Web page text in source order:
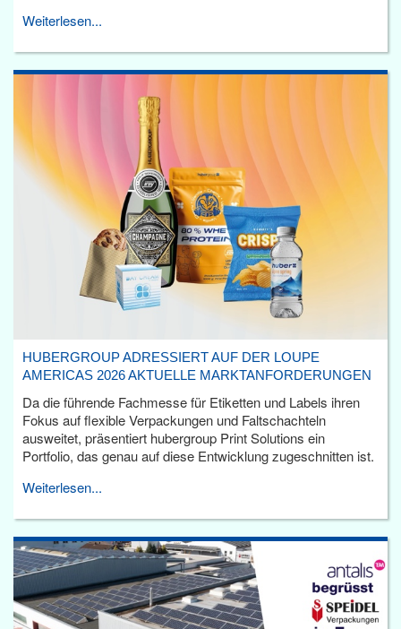
Weiterlesen...
HUBERGROUP ADRESSIERT AUF DER LOUPE
AMERICAS 2026 AKTUELLE MARKTANFORDERUNGEN
Da die führende Fachmesse für Etiketten und Labels ihren
Fokus auf flexible Verpackungen und Faltschachteln
ausweitet, präsentiert hubergroup Print Solutions ein
Portfolio, das genau auf diese Entwicklung zugeschnitten ist.
Weiterlesen...